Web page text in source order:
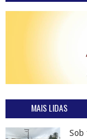
MAIS LIDAS
Sob